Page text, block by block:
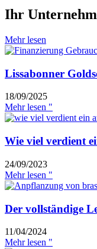
Ihr
Mehr lesen
Lissabonner
18/09/2025
Mehr lesen "
Wie viel verdient
24/09/2023
Mehr lesen "
Der vollständige
11/04/2024
Mehr lesen "